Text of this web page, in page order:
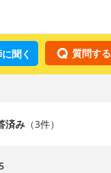
質問する
聞く
済み（3件）